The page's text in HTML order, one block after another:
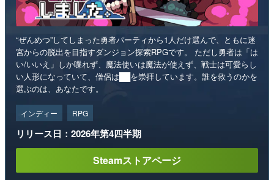
“ぜんめつ”してしまった勇者パーティから1人だけ選んで、ともに迷
宮からの脱出を目指すダンジョン探索RPGです。 ただし勇者は「は
い/いいえ」しか喋れず、魔法使いは魔法が使えず、戦士は可愛らし
い人形になっていて、僧侶は██を崇拝しています。誰を救うのかを
選ぶのは、あなたです。
インディー RPG
リリース日：2026年第4四半期
Steamストアページ